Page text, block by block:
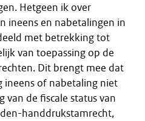
Hetgeen ik over
ineens en nabetalingen in
met betrekking tot
van toepassing op de
Dit brengt mee dat
ineens of nabetaling niet
van de fiscale status van
handdrukstamrecht,